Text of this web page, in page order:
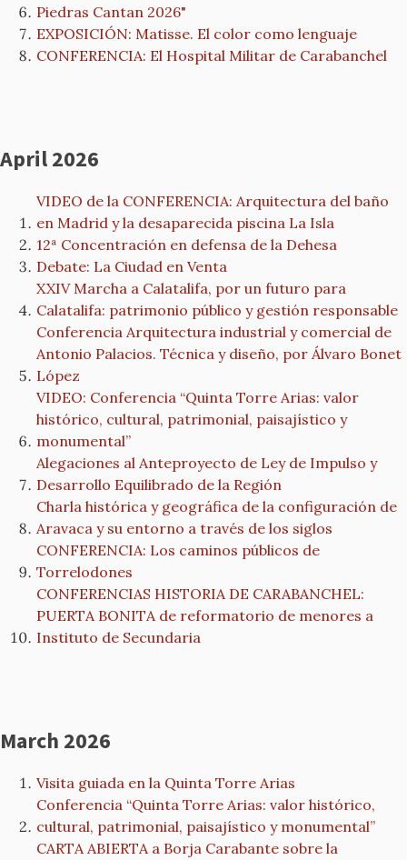
Piedras Cantan 2026"
EXPOSICIÓN: Matisse. El color como lenguaje
CONFERENCIA: El Hospital Militar de Carabanchel
April 2026
VIDEO de la CONFERENCIA: Arquitectura del baño
en Madrid y la desaparecida piscina La Isla
12ª Concentración en defensa de la Dehesa
Debate: La Ciudad en Venta
XXIV Marcha a Calatalifa, por un futuro para
Calatalifa: patrimonio público y gestión responsable
Conferencia Arquitectura industrial y comercial de
Antonio Palacios. Técnica y diseño, por Álvaro Bonet
López
VIDEO: Conferencia “Quinta Torre Arias: valor
histórico, cultural, patrimonial, paisajístico y
monumental”
Alegaciones al Anteproyecto de Ley de Impulso y
Desarrollo Equilibrado de la Región
Charla histórica y geográfica de la configuración de
Aravaca y su entorno a través de los siglos
CONFERENCIA: Los caminos públicos de
Torrelodones
CONFERENCIAS HISTORIA DE CARABANCHEL:
PUERTA BONITA de reformatorio de menores a
Instituto de Secundaria
March 2026
Visita guiada en la Quinta Torre Arias
Conferencia “Quinta Torre Arias: valor histórico,
cultural, patrimonial, paisajístico y monumental”
CARTA ABIERTA a Borja Carabante sobre la